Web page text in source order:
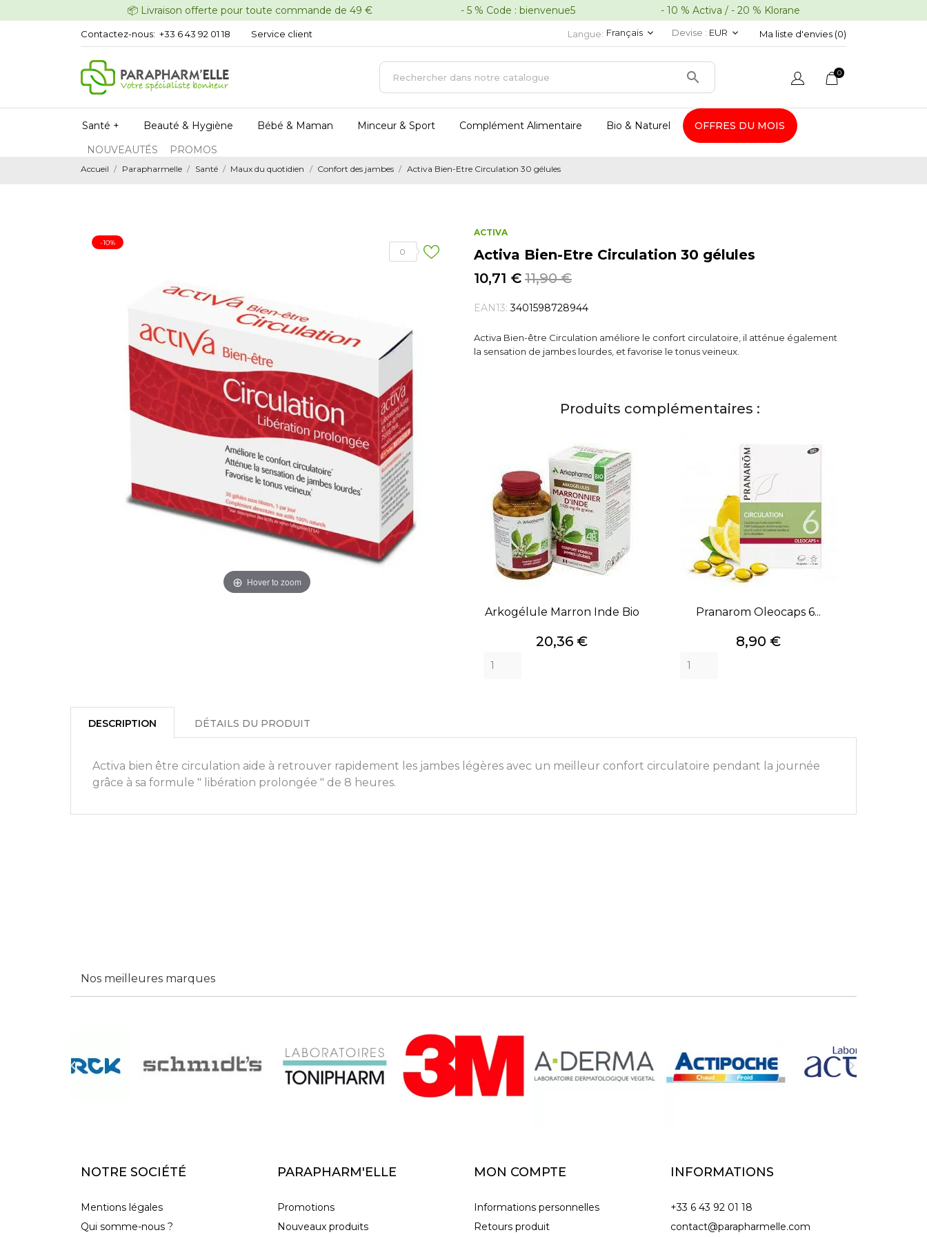
📦 Livraison offerte pour toute commande de 49 € - 5 % Code : bienvenue5 - 10 % Activa / - 20 % Klorane
Contactez-nous: +33 6 43 92 01 18 Service client Langue: Français keyboard_arrow_down Devise : EUR keyboard_arrow_down Ma liste d'envies (0)
 0
Santé + Beauté & Hygiène Bébé & Maman Minceur & Sport Complément Alimentaire Bio & Naturel
OFFRES DU MOIS
NOUVEAUTÉS
PROMOS
Accueil Parapharmelle Santé Maux du quotidien Confort des jambes Activa Bien-Etre Circulation 30 gélules
0
-10%
Hover to zoom
ACTIVA
Activa Bien-Etre Circulation 30 gélules
10,71 € 11,90 €
EAN13: 3401598728944
Activa Bien-être Circulation améliore le confort circulatoire, il atténue également
la sensation de jambes lourdes, et favorise le tonus veineux.
Produits complémentaires :
Arkogélule Marron Inde Bio
Prix
20,36 €
Pranarom Oleocaps 6...
Prix
8,90 €
DESCRIPTION DÉTAILS DU PRODUIT
Activa bien être circulation aide à retrouver rapidement les jambes légères avec un meilleur confort circulatoire pendant la journée
grâce à sa formule " libération prolongée " de 8 heures.
Nos meilleures marques
 
NOTRE SOCIÉTÉ
Mentions légales
Qui somme-nous ?
PARAPHARM'ELLE
Promotions
Nouveaux produits
MON COMPTE
Informations personnelles
Retours produit
INFORMATIONS
+33 6 43 92 01 18
contact@parapharmelle.com